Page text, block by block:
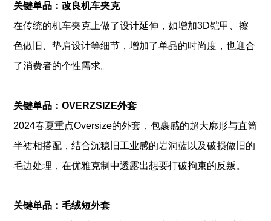
关键单品：改良机车夹克
在传统的机车夹克上做了设计延伸，如增加3D铠甲、擦
色做旧、垫肩设计等细节，增加了单品的时尚度，也迎合
了消费者的个性需求。
关键单品：OVERZSIZE外套
2024春夏重点Oversize的外套，包裹感的超大廓形与直筒
半裙相搭配，结合沉稳旧工业感的岩洞蓝以及破损做旧的
毛边处理，在优雅克制中透露出想要打破拘束的反叛。
关键单品：毛绒短外套